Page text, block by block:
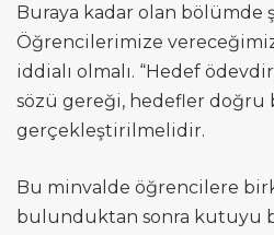
Buraya kadar olan bölümde
Öğrencilerimize
iddialı olmalı. “Hedef
sözü gereği, hedefler doğru
gerçekleştirilmelidir.
Bu minvalde öğrencilere
bulunduktan sonra kutuyu